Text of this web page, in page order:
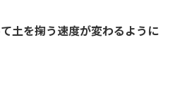
土を掬う速度が変わるように